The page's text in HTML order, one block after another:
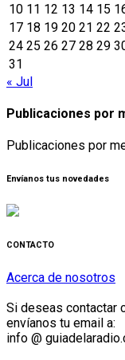
10 11 12 13 14 15
17 18 19 20 21 22
24 25 26 27 28 29
31
« Jul
Publicaciones por
Publicaciones por
Envíanos tus novedades
CONTACTO
Acerca de nosotros
Si deseas contactar
envíanos tu email a:
info @